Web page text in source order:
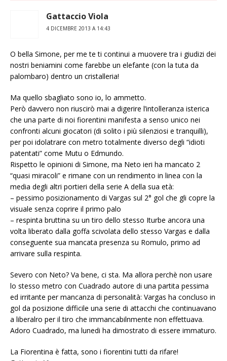
Gattaccio Viola
4 DICEMBRE 2013 A 14:43
O bella Simone, per me te ti continui a muovere tra i giudizi dei
nostri beniamini come farebbe un elefante (con la tuta da
palombaro) dentro un cristalleria!
Ma quello sbagliato sono io, lo ammetto.
Però davvero non riuscirò mai a digerire l’intolleranza isterica
che una parte di noi fiorentini manifesta a senso unico nei
confronti alcuni giocatori (di solito i più silenziosi e tranquilli),
per poi idolatrare con metro totalmente diverso degli “idioti
patentati” come Mutu o Edmundo.
Rispetto le opinioni di Simone, ma Neto ieri ha mancato 2
“quasi miracoli” e rimane con un rendimento in linea con la
media degli altri portieri della serie A della sua età:
– pessimo posizionamento di Vargas sul 2° gol che gli copre la
visuale senza coprire il primo palo
– respinta bruttina su un tiro dello stesso Iturbe ancora una
volta liberato dalla goffa scivolata dello stesso Vargas e dalla
conseguente sua mancata presenza su Romulo, primo ad
arrivare sulla respinta.
Severo con Neto? Va bene, ci sta. Ma allora perchè non usare
lo stesso metro con Cuadrado autore di una partita pessima
ed irritante per mancanza di personalità: Vargas ha concluso in
gol da posizione difficile una serie di attacchi che continuavano
a liberalro per il tiro che immancabilnmente non effettuava.
Adoro Cuadrado, ma lunedi ha dimostrato di essere immaturo.
La Fiorentina è fatta, sono i fiorentini tutti da rifare!